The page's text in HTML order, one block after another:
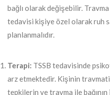
bağlı olarak değişebilir.
tedavisi kişiye özel olarak ruh
planlanmalıdır.
Terapi: TSSB tedavisinde
arz etmektedir. Kişinin
tepkilerin ve travma ile